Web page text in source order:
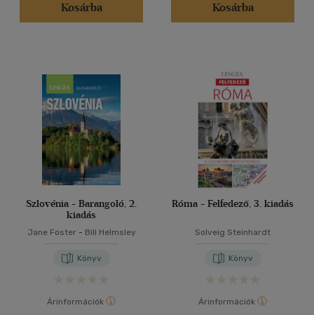
Kosárba
Kosárba
Szlovénia - Barangoló, 2.
kiadás
Jane Foster - Bill Helmsley
Könyv
Árinformációk
Róma - Felfedező, 3. kiadás
Solveig Steinhardt
Könyv
Árinformációk